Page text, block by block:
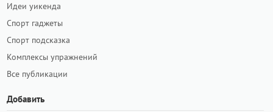
Идеи уикенда
Спорт гаджеты
Спорт подсказка
Комплексы упражнений
Все публикации
Добавить